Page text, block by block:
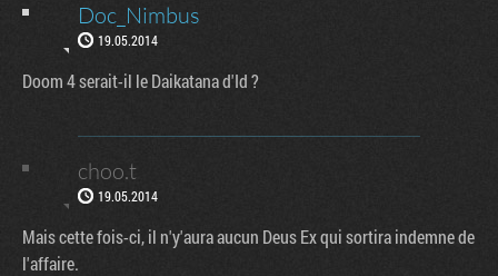
Doc_Nimbus
19.05.2014
Doom 4 serait-il le Daikatana d'Id ?
choo.t
19.05.2014
Mais cette fois-ci, il n'y'aura aucun Deus Ex qui sortira indemne de
l'affaire.